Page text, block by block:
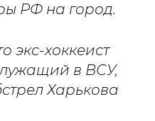
РФ на город.
экс-хоккеист
в ВСУ,
Харькова